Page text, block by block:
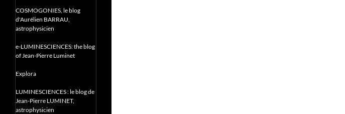
COSMOGONIES, le blog
d'Aurélien BARRAU,
astrophysicien
e-LUMINESCIENCES: the blog
of Jean-Pierre Luminet
Explora
LUMINESCIENCES : le blog de
Jean-Pierre LUMINET,
astrophysicien